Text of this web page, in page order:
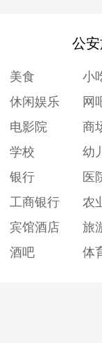
公
美食 小
休闲娱乐
网
电影院
商
学校
幼
银行
医
工商银行
农
宾馆酒店
旅
酒吧
体